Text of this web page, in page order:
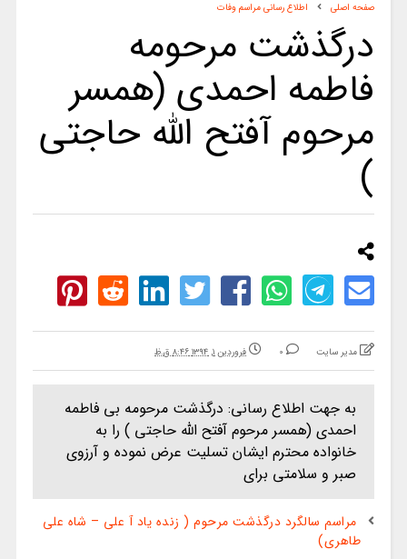
صفحه اصلی اطلاع رسانی مراسم وفات
درگذشت مرحومه
فاطمه احمدی (همسر
مرحوم آفتح الله حاجتی
)
مدیر سایت 0 فروردین ۱, ۱۳۹۴ ۸:۴۶ ق.ظ
به جهت اطلاع رسانی: درگذشت مرحومه بی فاطمه
احمدی (همسر مرحوم آفتح الله حاجتی ) را به
خانواده محترم ایشان تسلیت عرض نموده و آرزوی
صبر و سلامتی برای
مراسم سالگرد درگذشت مرحوم ( زنده یاد آ علی – شاه علی
طاهری)